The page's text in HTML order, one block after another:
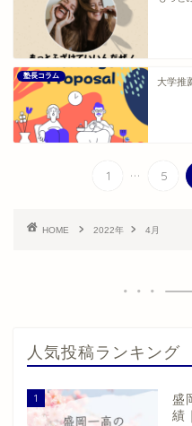
塾長コラム
大学推
1 ... 5
HOME 2022年 4月
人気投稿ランキング
1
盛
績